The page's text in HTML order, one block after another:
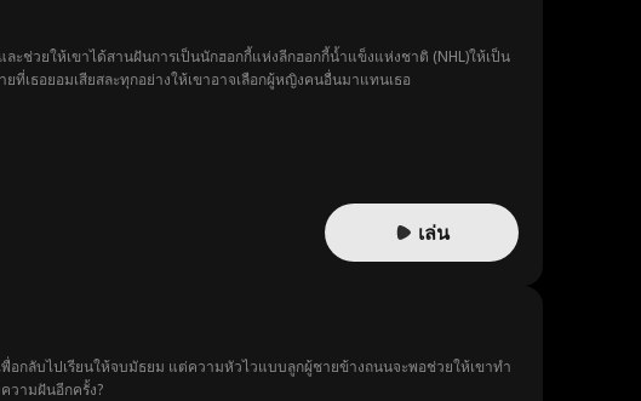
ช่วยให้เขาได้สานฝันการเป็นนักฮอกกี้แห่งลีกฮอกกี้น้ำแข็งแห่งชาติ (NHL)ให้เป็น
เธอยอมเสียสละทุกอย่างให้เขาอาจเลือกผู้หญิงคนอื่นมาแทนเธอ
เล่น
อกลับไปเรียนให้จบมัธยม แต่ความหัวไวแบบลูกผู้ชายข้างถนนจะพอช่วยให้เขาทำ
วามฝันอีกครั้ง?